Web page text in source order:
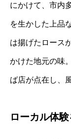
にかけて、市内
を生かした上品
は揚げたロース
かけた地元の味
ば店が点在し、
ローカル体